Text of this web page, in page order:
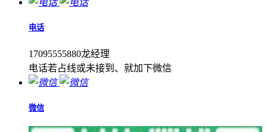
电话
17095555880龙经理
电话若占线或未接到、就加下微信
微信